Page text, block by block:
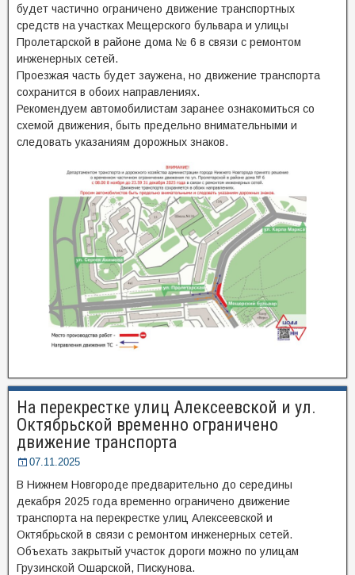
будет частично ограничено движение транспортных
средств на участках Мещерского бульвара и улицы
Пролетарской в районе дома № 6 в связи с ремонтом
инженерных сетей.
Проезжая часть будет заужена, но движение транспорта
сохранится в обоих направлениях.
Рекомендуем автомобилистам заранее ознакомиться со
схемой движения, быть предельно внимательными и
следовать указаниям дорожных знаков.
На перекрестке улиц Алексеевской и ул.
Октябрьской временно ограничено
движение транспорта
07.11.2025
В Нижнем Новгороде предварительно до середины
декабря 2025 года временно ограничено движение
транспорта на перекрестке улиц Алексеевской и
Октябрьской в связи с ремонтом инженерных сетей.
Объехать закрытый участок дороги можно по улицам
Грузинской Ошарской, Пискунова.